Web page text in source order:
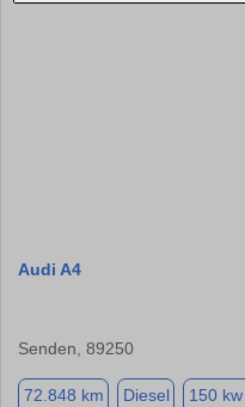
Audi A4
Senden, 89250
72.848 km Diesel 150